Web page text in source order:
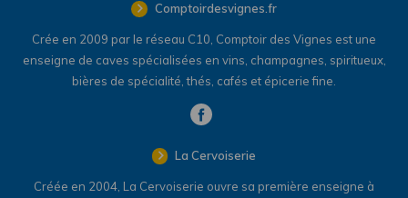
Comptoirdesvignes.fr
Crée en 2009 par le réseau C10, Comptoir des Vignes est une
enseigne de caves spécialisées en vins, champagnes, spiritueux,
bières de spécialité, thés, cafés et épicerie fine.
La Cervoiserie
Créée en 2004, La Cervoiserie ouvre sa première enseigne à